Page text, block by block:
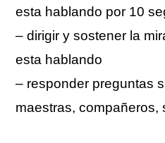
esta hablando por 10
– dirigir y sostener la
esta hablando
– responder preguntas
maestras, compañeros,